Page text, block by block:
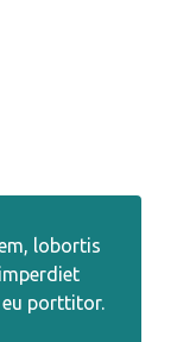
lobortis
eu porttitor.